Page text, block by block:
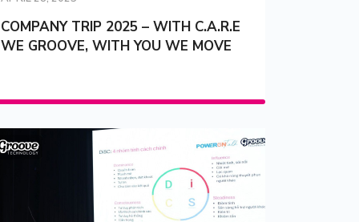
COMPANY TRIP 2025 – WITH C.A.R.E
WE GROOVE, WITH YOU WE MOVE